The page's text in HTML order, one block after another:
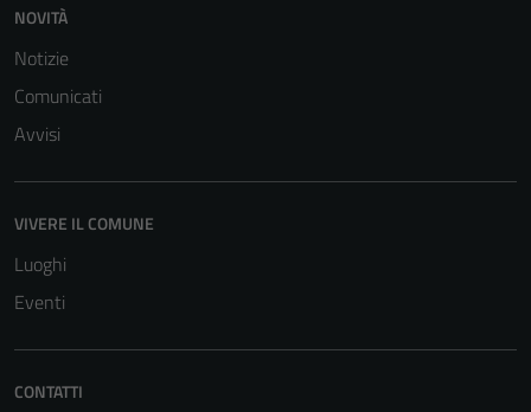
NOVITÀ
Notizie
Comunicati
Avvisi
VIVERE IL COMUNE
Luoghi
Eventi
CONTATTI